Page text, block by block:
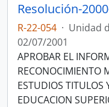
Resolución-
R-22-054 · Unidad
02/07/2001
APROBAR EL
RECONOCIMIENTO
ESTUDIOS TITULOS
EDUCACION